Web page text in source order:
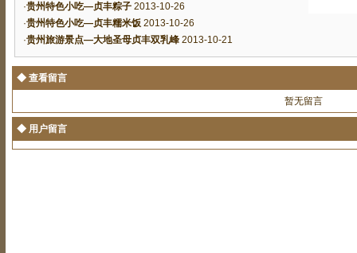
·贵州特色小吃—贞丰粽子2013-10-26
·贵州特色小吃—贞丰糯米饭2013-10-26
·贵州旅游景点—大地圣母贞丰双乳峰2013-10-21
◆ 查看留言
暂无留言
◆ 用户留言